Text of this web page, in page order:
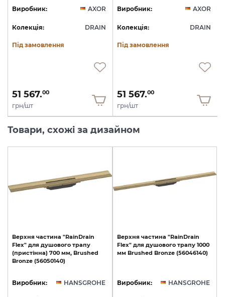
Виробник: AXOR
Колекція: DRAIN
Під замовлення
51 567.00
грн/шт
Виробник: AXOR
Колекція: DRAIN
Під замовлення
51 567.00
грн/шт
Товари, схожі за дизайном
Верхня частина "RainDrain
Flex" для душового трапу
(пристінна) 700 мм, Brushed
Bronze (56050140)
Виробник: HANSGROHE
Верхня частина "RainDrain
Flex" для душового трапу 1000
мм Brushed Bronze (56046140)
Виробник: HANSGROHE